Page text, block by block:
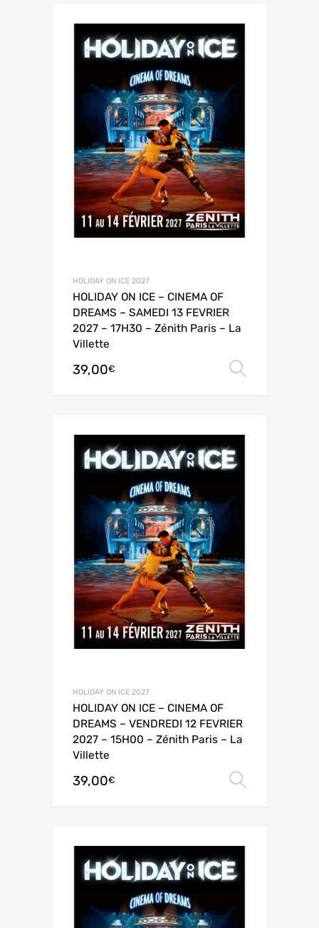
HOLIDAY ON ICE 2027
HOLIDAY ON ICE – CINEMA OF
DREAMS – SAMEDI 13 FEVRIER
2027 – 17H30 – Zénith Paris – La
Villette
39,00€
HOLIDAY ON ICE 2027
HOLIDAY ON ICE – CINEMA OF
DREAMS – VENDREDI 12 FEVRIER
2027 – 15H00 – Zénith Paris – La
Villette
39,00€